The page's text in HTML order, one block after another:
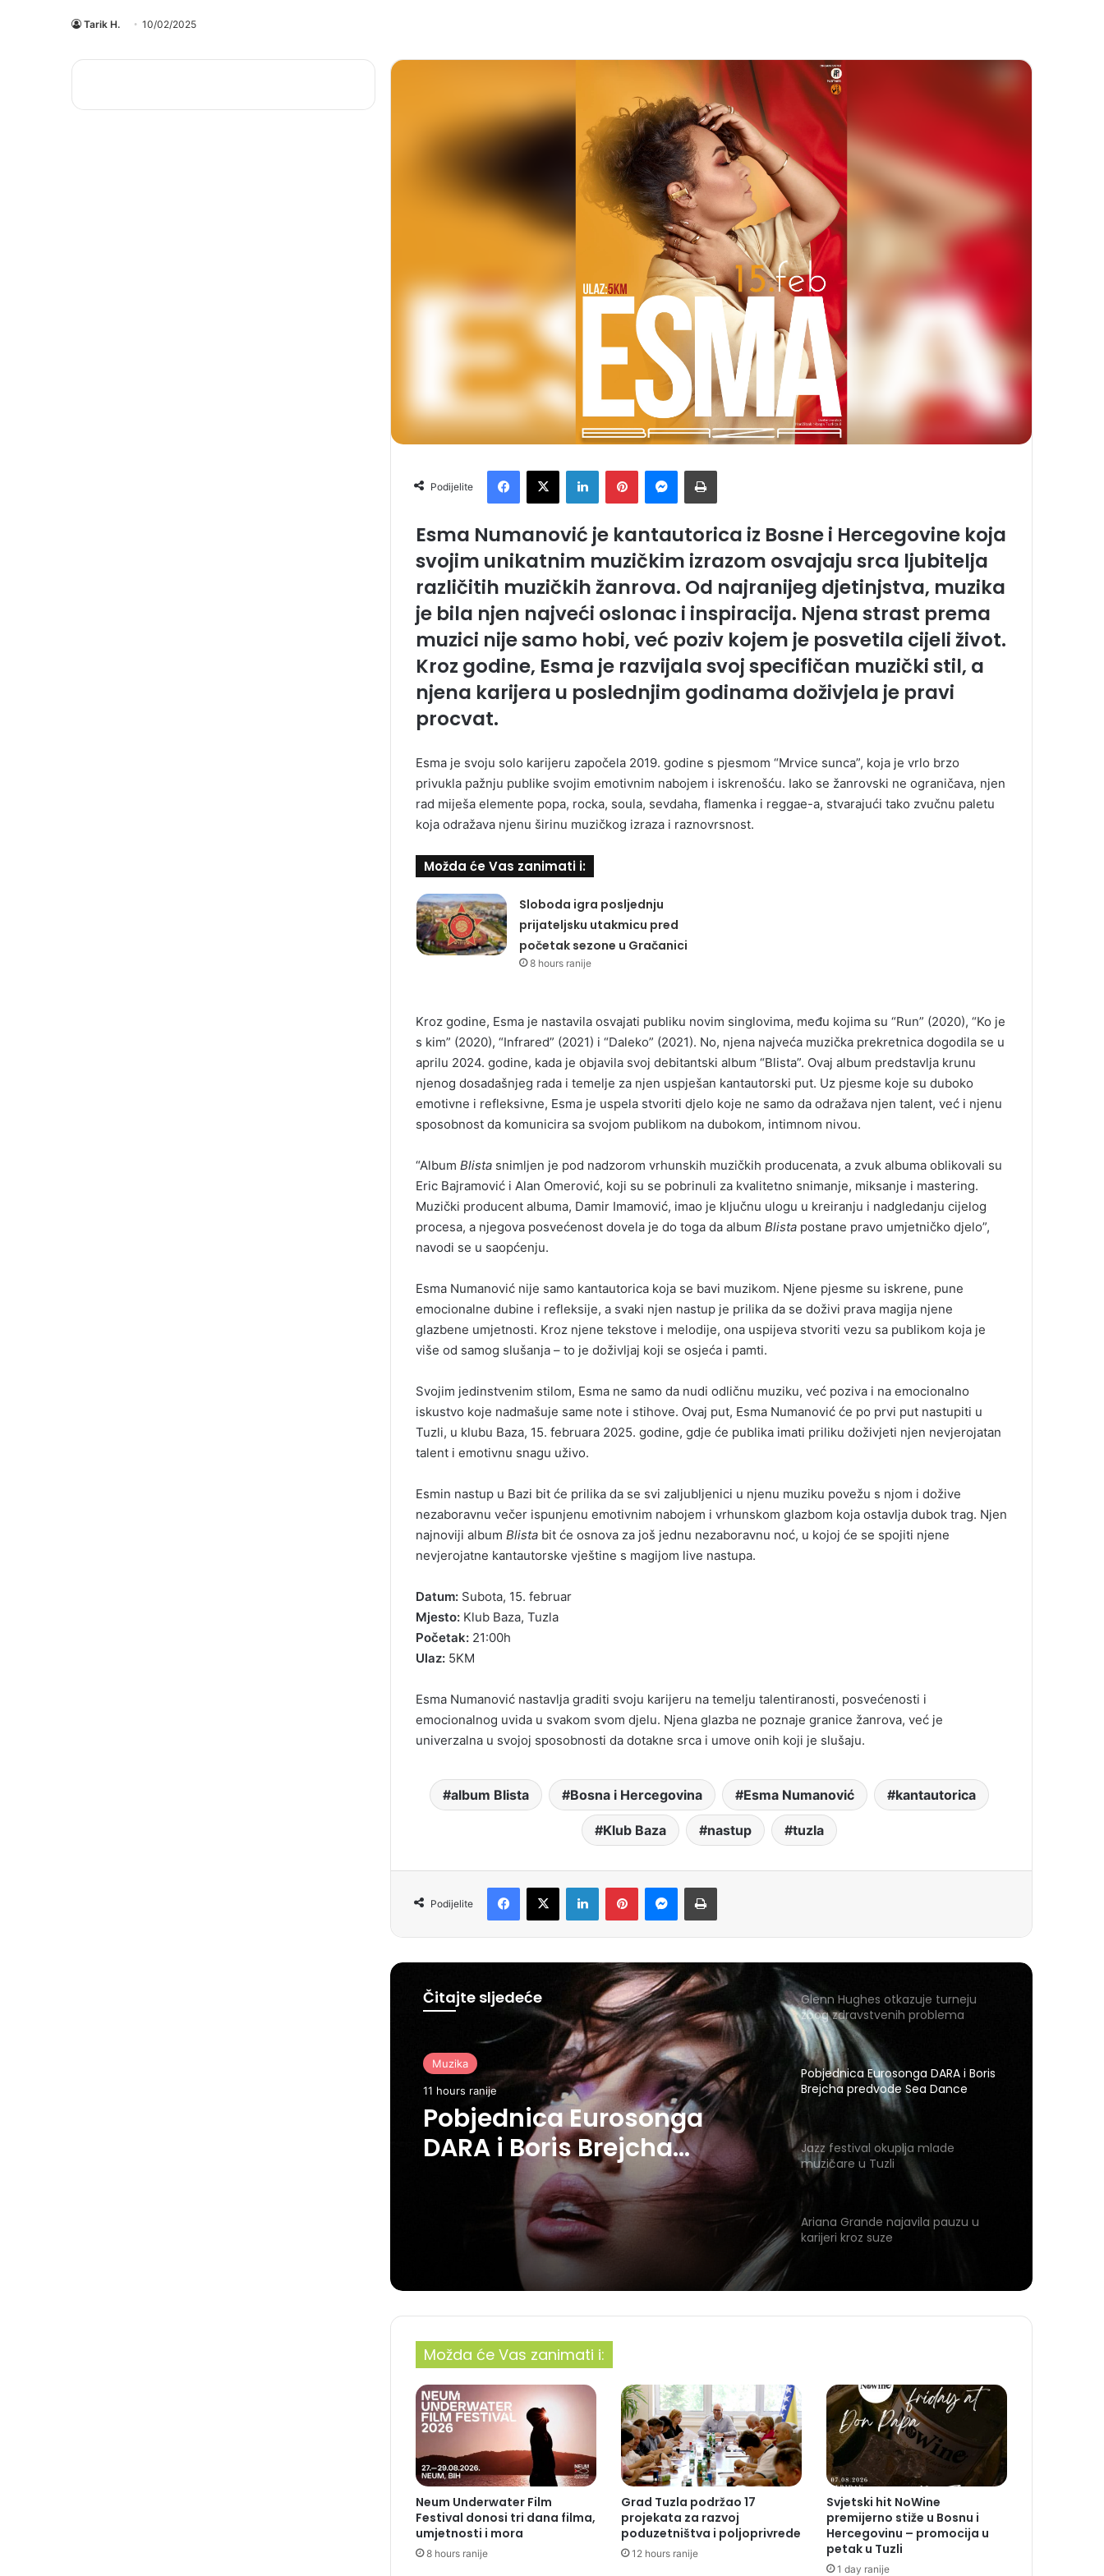
Tarik H. 10/02/2025
Podijelite
Esma Numanović je kantautorica iz Bosne i Hercegovine koja
svojim unikatnim muzičkim izrazom osvajaju srca ljubitelja
različitih muzičkih žanrova. Od najranijeg djetinjstva, muzika
je bila njen najveći oslonac i inspiracija. Njena strast prema
muzici nije samo hobi, već poziv kojem je posvetila cijeli život.
Kroz godine, Esma je razvijala svoj specifičan muzički stil, a
njena karijera u poslednjim godinama doživjela je pravi
procvat.
Esma je svoju solo karijeru započela 2019. godine s pjesmom “Mrvice sunca”, koja je vrlo brzo
privukla pažnju publike svojim emotivnim nabojem i iskrenošću. Iako se žanrovski ne ograničava, njen
rad miješa elemente popa, rocka, soula, sevdaha, flamenka i reggae-a, stvarajući tako zvučnu paletu
koja odražava njenu širinu muzičkog izraza i raznovrsnost.
Možda će Vas zanimati i:
Sloboda igra posljednju
prijateljsku utakmicu pred
početak sezone u Gračanici
8 hours ranije
Kroz godine, Esma je nastavila osvajati publiku novim singlovima, među kojima su “Run” (2020), “Ko je
s kim” (2020), “Infrared” (2021) i “Daleko” (2021). No, njena najveća muzička prekretnica dogodila se u
aprilu 2024. godine, kada je objavila svoj debitantski album “Blista”. Ovaj album predstavlja krunu
njenog dosadašnjeg rada i temelje za njen uspješan kantautorski put. Uz pjesme koje su duboko
emotivne i refleksivne, Esma je uspela stvoriti djelo koje ne samo da odražava njen talent, već i njenu
sposobnost da komunicira sa svojom publikom na dubokom, intimnom nivou.
“Album Blista snimljen je pod nadzorom vrhunskih muzičkih producenata, a zvuk albuma oblikovali su
Eric Bajramović i Alan Omerović, koji su se pobrinuli za kvalitetno snimanje, miksanje i mastering.
Muzički producent albuma, Damir Imamović, imao je ključnu ulogu u kreiranju i nadgledanju cijelog
procesa, a njegova posvećenost dovela je do toga da album Blista postane pravo umjetničko djelo”,
navodi se u saopćenju.
Esma Numanović nije samo kantautorica koja se bavi muzikom. Njene pjesme su iskrene, pune
emocionalne dubine i refleksije, a svaki njen nastup je prilika da se doživi prava magija njene
glazbene umjetnosti. Kroz njene tekstove i melodije, ona uspijeva stvoriti vezu sa publikom koja je
više od samog slušanja – to je doživljaj koji se osjeća i pamti.
Svojim jedinstvenim stilom, Esma ne samo da nudi odličnu muziku, već poziva i na emocionalno
iskustvo koje nadmašuje same note i stihove. Ovaj put, Esma Numanović će po prvi put nastupiti u
Tuzli, u klubu Baza, 15. februara 2025. godine, gdje će publika imati priliku doživjeti njen nevjerojatan
talent i emotivnu snagu uživo.
Esmin nastup u Bazi bit će prilika da se svi zaljubljenici u njenu muziku povežu s njom i dožive
nezaboravnu večer ispunjenu emotivnim nabojem i vrhunskom glazbom koja ostavlja dubok trag. Njen
najnoviji album Blista bit će osnova za još jednu nezaboravnu noć, u kojoj će se spojiti njene
nevjerojatne kantautorske vještine s magijom live nastupa.
Datum: Subota, 15. februar
Mjesto: Klub Baza, Tuzla
Početak: 21:00h
Ulaz: 5KM
Esma Numanović nastavlja graditi svoju karijeru na temelju talentiranosti, posvećenosti i
emocionalnog uvida u svakom svom djelu. Njena glazba ne poznaje granice žanrova, već je
univerzalna u svojoj sposobnosti da dotakne srca i umove onih koji je slušaju.
album Blista Bosna i Hercegovina Esma Numanović kantautorica
Klub Baza nastup tuzla
Podijelite
Čitajte sljedeće
Muzika
11 hours ranije
Pobjednica Eurosonga
DARA i Boris Brejcha
predvode Sea Dance
festival u Budvi
Glenn Hughes otkazuje turneju
zbog zdravstvenih problema
Pobjednica Eurosonga DARA i Boris
Brejcha predvode Sea Dance
festival u Budvi
Jazz festival okuplja mlade
muzičare u Tuzli
Ariana Grande najavila pauzu u
karijeri kroz suze
Možda će Vas zanimati i:
Neum Underwater Film
Festival donosi tri dana filma,
umjetnosti i mora
8 hours ranije
Grad Tuzla podržao 17
projekata za razvoj
poduzetništva i poljoprivrede
12 hours ranije
Svjetski hit NoWine
premijerno stiže u Bosnu i
Hercegovinu – promocija u
petak u Tuzli
1 day ranije